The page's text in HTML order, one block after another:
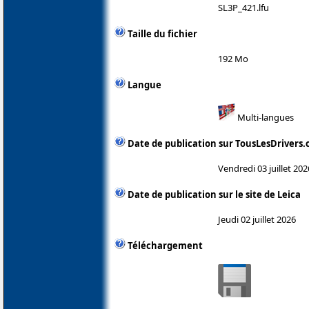
SL3P_421.lfu
Taille du fichier
192 Mo
Langue
Multi-langues
Date de publication sur
Vendredi 03 juillet
Date de publication sur le site de Leica
Jeudi 02 juillet 2026
Téléchargement